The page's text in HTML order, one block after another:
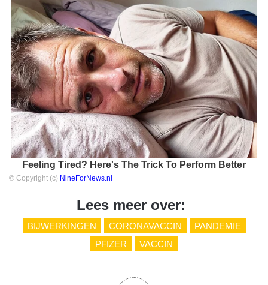
Feeling Tired? Here's The Trick To Perform Better
© Copyright (c) NineForNews.nl
Lees meer over:
BIJWERKINGEN CORONAVACCIN
PANDEMIE
PFIZER
VACCIN